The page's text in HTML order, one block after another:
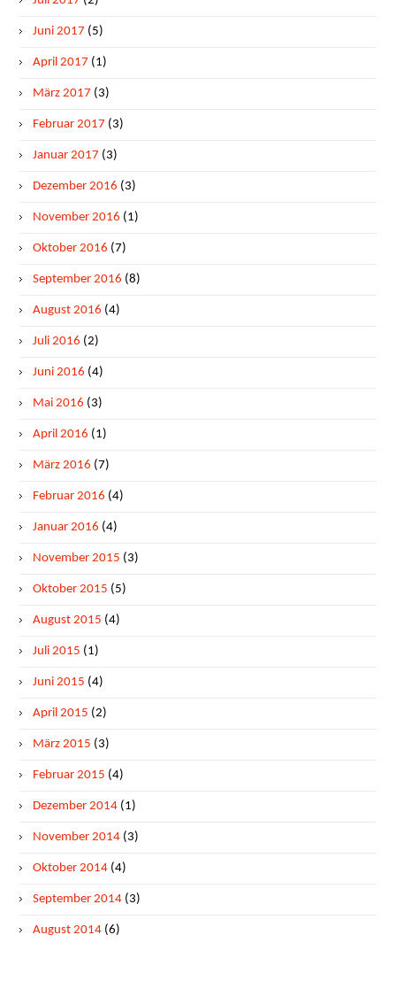
Juni 2017 (5)
April 2017 (1)
März 2017 (3)
Februar 2017 (3)
Januar 2017 (3)
Dezember 2016 (3)
November 2016 (1)
Oktober 2016 (7)
September 2016 (8)
August 2016 (4)
Juli 2016 (2)
Juni 2016 (4)
Mai 2016 (3)
April 2016 (1)
März 2016 (7)
Februar 2016 (4)
Januar 2016 (4)
November 2015 (3)
Oktober 2015 (5)
August 2015 (4)
Juli 2015 (1)
Juni 2015 (4)
April 2015 (2)
März 2015 (3)
Februar 2015 (4)
Dezember 2014 (1)
November 2014 (3)
Oktober 2014 (4)
September 2014 (3)
August 2014 (6)